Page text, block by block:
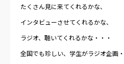
たくさん見に来てくれるかな、
インタビューさせてくれるかな、
ラジオ、聴いてくれるかな・・・
全国でも珍しい、学生がラジオ企画